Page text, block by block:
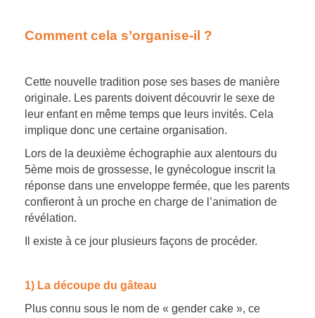
Comment cela s’organise-il ?
Cette nouvelle tradition pose ses bases de manière
originale. Les parents doivent découvrir le sexe de
leur enfant en même temps que leurs invités. Cela
implique donc une certaine organisation.
Lors de la deuxième échographie aux alentours du
5ème mois de grossesse, le gynécologue inscrit la
réponse dans une enveloppe fermée, que les parents
confieront à un proche en charge de l’animation de
révélation.
Il existe à ce jour plusieurs façons de procéder.
1) La découpe du gâteau
Plus connu sous le nom de « gender cake », ce